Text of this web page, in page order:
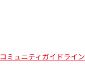
コミュニティガイドライン